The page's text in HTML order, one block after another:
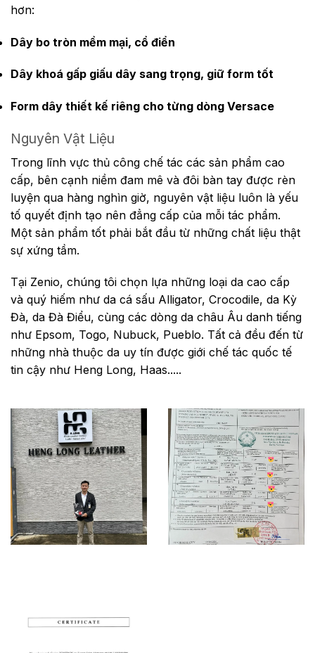
hơn:
Dây bo tròn mềm mại, cổ điển
Dây khoá gấp giấu dây sang trọng, giữ form tốt
Form dây thiết kế riêng cho từng dòng Versace
Nguyên Vật Liệu
Trong lĩnh vực thủ công chế tác các sản phẩm cao
cấp, bên cạnh niềm đam mê và đôi bàn tay được rèn
luyện qua hàng nghìn giờ, nguyên vật liệu luôn là yếu
tố quyết định tạo nên đẳng cấp của mỗi tác phẩm.
Một sản phẩm tốt phải bắt đầu từ những chất liệu thật
sự xứng tầm.
Tại Zenio, chúng tôi chọn lựa những loại da cao cấp
và quý hiếm như da cá sấu Alligator, Crocodile, da Kỳ
Đà, da Đà Điểu, cùng các dòng da châu Âu danh tiếng
như Epsom, Togo, Nubuck, Pueblo. Tất cả đều đến từ
những nhà thuộc da uy tín được giới chế tác quốc tế
tin cậy như Heng Long, Haas.....